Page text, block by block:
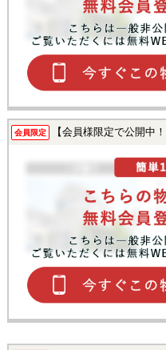
会員限定 【会員様限定で公開中！